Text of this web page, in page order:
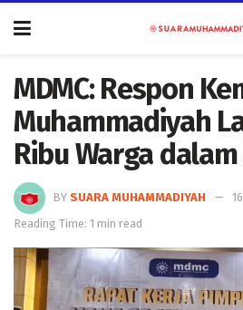
MDMC: Respon
Muhammadiyah
Ribu Warga dalam
BY SUARA MUHAMMADIYAH
Reading Time: 1 min read